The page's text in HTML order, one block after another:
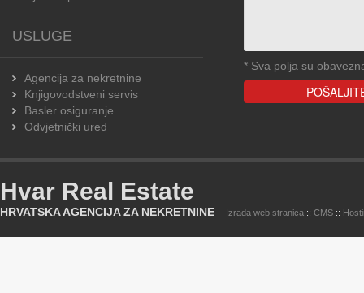
USLUGE
Agencija za nekretnine
Knjigovodstveni servis
Basler osiguranje
Odvjetnički ured
* Sva polja su
Hvar Real Estate
HRVATSKA AGENCIJA ZA NEKRETNINE Izrada web stranica :: CMS ::